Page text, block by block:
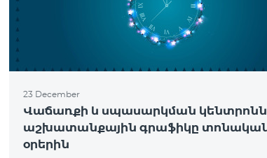
23 December
Վաճառքի և սպասարկման
աշխատանքային գրաֆիկը
օրերին